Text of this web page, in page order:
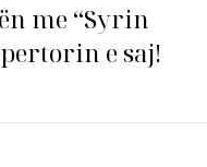
me “Syrin
e saj!